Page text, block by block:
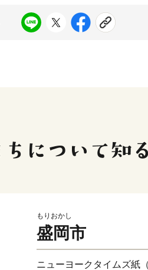
もりおかし
盛岡市
ニューヨークタイムズ紙